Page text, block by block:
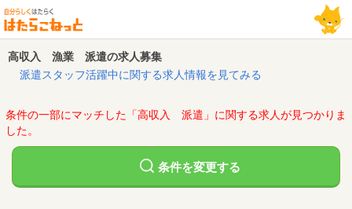
高収入 漁業 派遣の求人募集
派遣スタッフ活躍中に関する求人情報を見てみる
条件の一部にマッチした「高収入 派遣」に関する求人が見つかりま
した。
条件を変更する